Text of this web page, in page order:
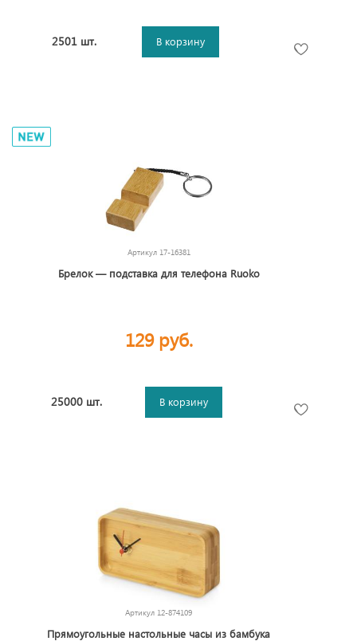
2501 шт. В корзину
Артикул 17-16381
Брелок — подставка для телефона Ruoko
129 руб.
25000 шт. В корзину
Артикул 12-874109
Прямоугольные настольные часы из бамбука